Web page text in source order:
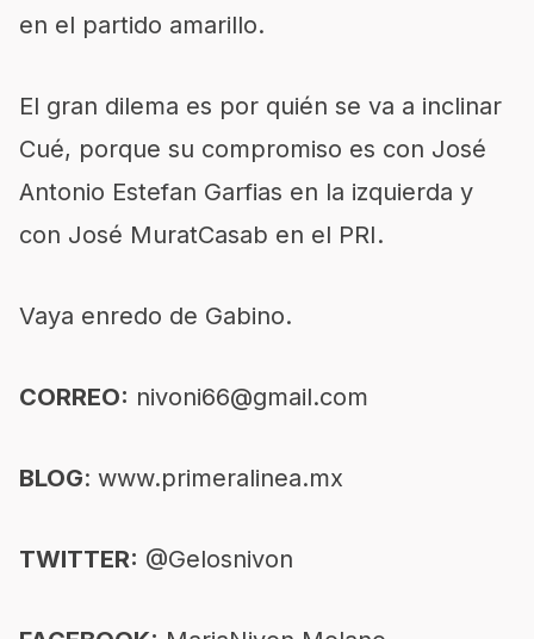
en el partido amarillo.
El gran dilema es por quién se va a inclinar
Cué, porque su compromiso es con José
Antonio Estefan Garfias en la izquierda y
con José MuratCasab en el PRI.
Vaya enredo de Gabino.
CORREO: nivoni66@gmail.com
BLOG: www.primeralinea.mx
TWITTER: @Gelosnivon